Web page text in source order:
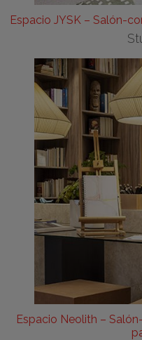
Espacio JYSK – Salón-
Espacio Neolith –